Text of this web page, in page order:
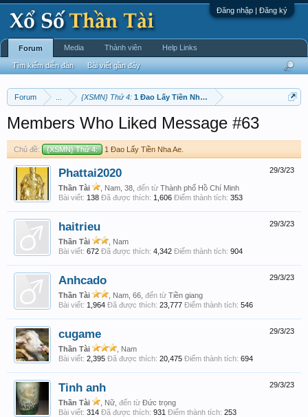
Đăng nhập | Đăng ký
Forum {XSMN} Thứ 4: 1 Đao Lấy Tiền Nha Ae.
Members Who Liked Message #63
Chủ đề: {XSMN} Thứ 4: 1 Đao Lấy Tiền Nha Ae.
29/3/23
Phattai2020
Thần Tài , Nam, 38, đến từ Thành phố Hồ Chí Minh
Bài viết: 138 Đã được thích: 1,606 Điểm thành tích: 353
29/3/23
haitrieu
Thần Tài
, Nam
Bài viết: 672 Đã được thích: 4,342 Điểm thành tích: 904
29/3/23
Anhcado
Thần Tài , Nam, 66, đến từ Tiền giang
Bài viết: 1,964 Đã được thích: 23,777 Điểm thành tích: 546
29/3/23
cugame
Thần Tài
, Nam
Bài viết: 2,395 Đã được thích: 20,475 Điểm thành tích: 694
29/3/23
Tinh anh
Thần Tài , Nữ, đến từ Đức trọng
Bài viết: 314 Đã được thích: 931 Điểm thành tích: 253
Forum
Tìm kiếm diễn đàn Bài viết gần đây
Media Thành viên Help Links